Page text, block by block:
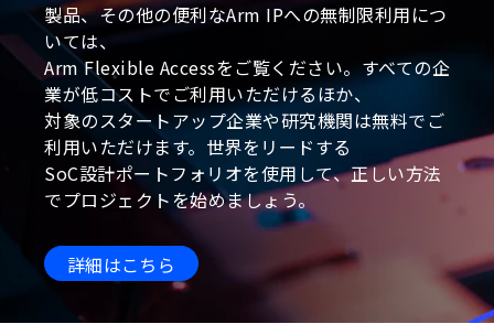
製品、その他の便利なArm IPへの無制限利用につ
いては、
Arm Flexible Accessをご覧ください。すべての企
業が低コストでご利用いただけるほか、
対象のスタートアップ企業や研究機関は無料でご
利用いただけます。世界をリードする
SoC設計ポートフォリオを使用して、正しい方法
でプロジェクトを始めましょう。
詳細はこちら